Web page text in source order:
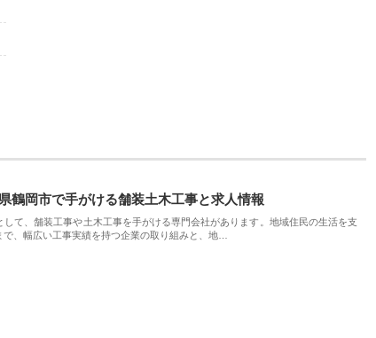
鶴岡市で手がける舗装土木工事と求人情報
て、舗装工事や土木工事を手がける専門会社があります。地域住民の生活を支
、幅広い工事実績を持つ企業の取り組みと、地…